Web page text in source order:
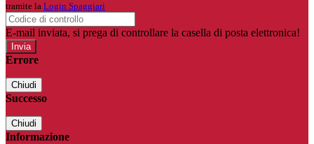
tramite la Login Spaggiari
E-mail inviata, si prega di controllare la casella di posta elettronica!
Errore
Chiudi
Successo
Chiudi
Informazione